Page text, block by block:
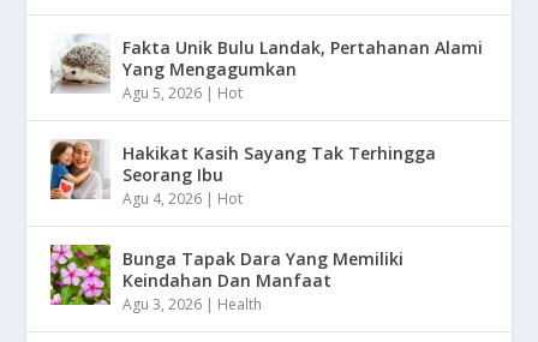
Fakta Unik Bulu Landak, Pertahanan Alami
Yang Mengagumkan
Agu 5, 2026 | Hot
Hakikat Kasih Sayang Tak Terhingga
Seorang Ibu
Agu 4, 2026 | Hot
Bunga Tapak Dara Yang Memiliki
Keindahan Dan Manfaat
Agu 3, 2026 | Health